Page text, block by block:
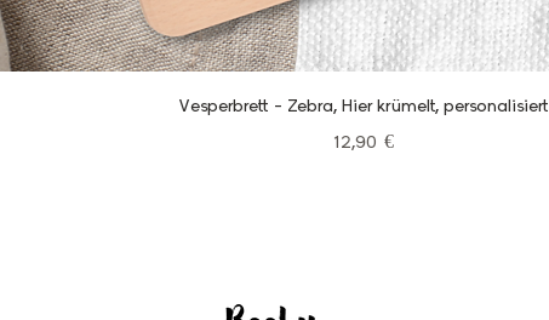
Schnellansicht
Vesperbrett - Zebra, Hier krümelt, personalisiert
Preis
12,90 €